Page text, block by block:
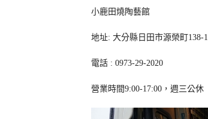
小鹿田燒陶藝館
地址: 大分縣日田市源榮町138-1
電話 : 0973-29-2020
營業時間9:00-17:00，週三公休